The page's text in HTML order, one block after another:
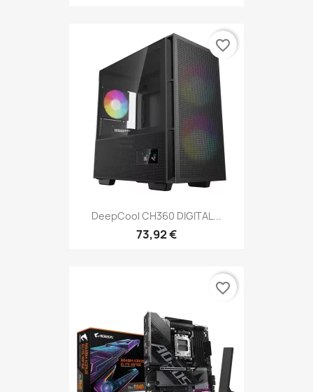
DeepCool CH360 DIGITAL...
73,92 €
favorite_border
favorite_border